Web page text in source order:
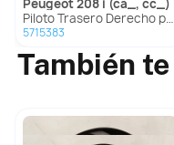
peugeot208 i (ca_, cc_)
Piloto Trasero Derecho para Peugeot 208 I (Ca_, Cc_)
5715383
También